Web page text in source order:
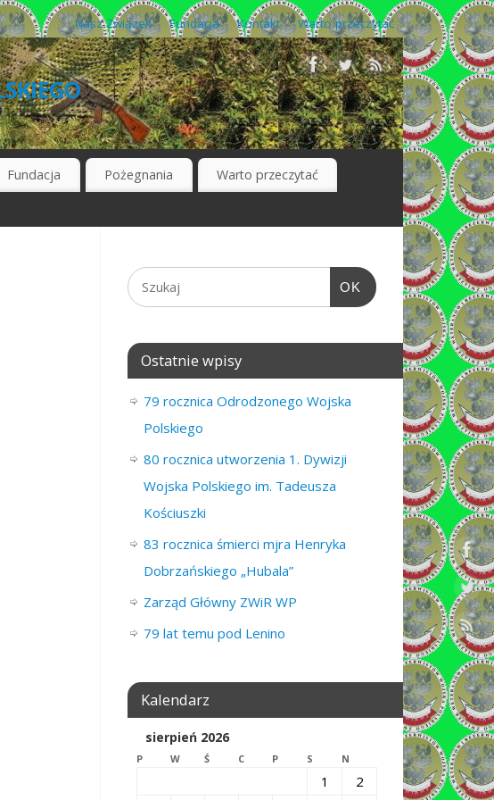
Nasz Związek Fundacja Kontakt Warto przeczytać
Fundacja Pożegnania Warto przeczytać
OK
Ostatnie wpisy
79 rocznica Odrodzonego Wojska
Polskiego
80 rocznica utworzenia 1. Dywizji
Wojska Polskiego im. Tadeusza
Kościuszki
83 rocznica śmierci mjra Henryka
Dobrzańskiego „Hubala”
Zarząd Główny ZWiR WP
79 lat temu pod Lenino
Kalendarz
sierpień 2026
P W Ś C P S N
1
2